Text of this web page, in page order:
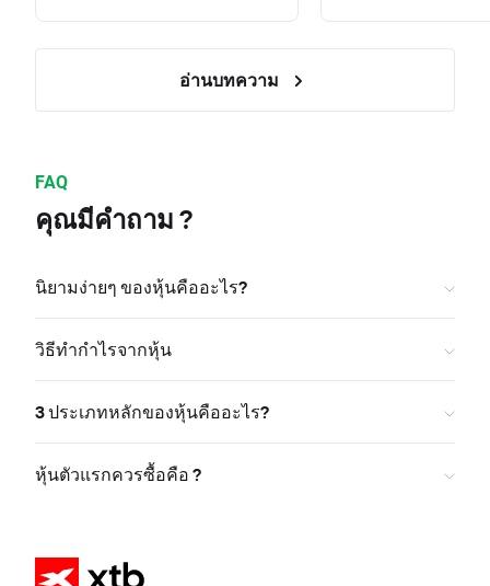
อ่านบทความ
FAQ
คุณมีคำถาม ?
นิยามง่ายๆ ของหุ้นคืออะไร?
วิธีทำกำไรจากหุ้น
3 ประเภทหลักของหุ้นคืออะไร?
หุ้นตัวแรกควรซื้อคือ ?